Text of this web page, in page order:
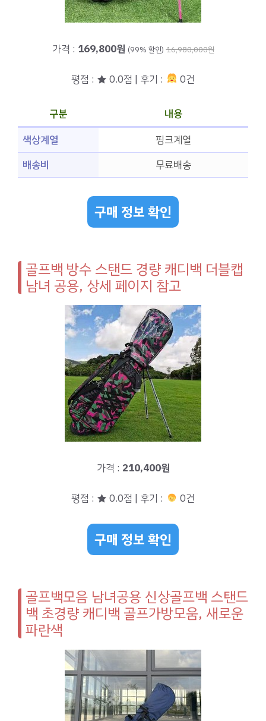
가격 : 169,800원 (99% 할인) 16,980,000원
평점 : ★ 0.0점 | 후기 : 0건
구분
내용
색상계열
핑크계열
배송비
무료배송
구매 정보 확인
골프백 방수 스탠드 경량 캐디백 더블캡
남녀 공용, 상세 페이지 참고
가격 : 210,400원
평점 : ★ 0.0점 | 후기 : 0건
구매 정보 확인
골프백모음 남녀공용 신상골프백 스탠드
백 초경량 캐디백 골프가방모움, 새로운
파란색